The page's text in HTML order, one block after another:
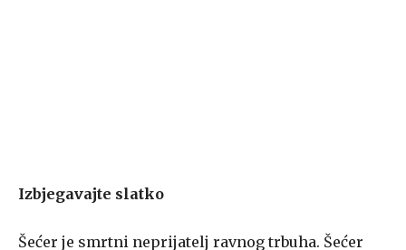
Izbjegavajte slatko
Šećer je smrtni neprijatelj ravnog trbuha. Šećer